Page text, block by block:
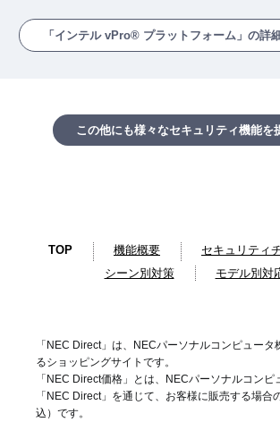
「インテル vPro® プラットフォーム」の詳
この他にも様々なセキュリティ機能を
TOP 機能概要
セキュリティ
シーン別対策
モデル別対
「NEC Direct」は、NECパーソナルコンピュータ
るショッピングサイトです。
「NEC Direct価格」とは、NECパーソナルコンピ
「NEC Direct」を通じて、お客様に販売する場合
込 ）です。